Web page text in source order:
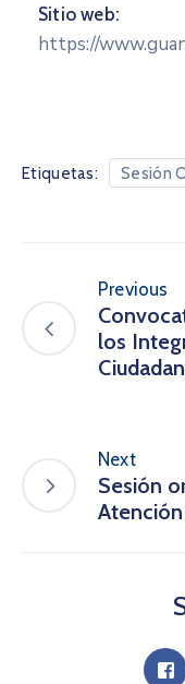
Sitio web:
https://
Etiquetas: Sesión
Previous
los
Next
Sesión
Atención